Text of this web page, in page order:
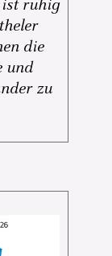
ist ruhig
die
und
zu